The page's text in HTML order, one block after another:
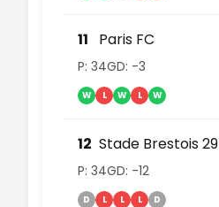
11 Paris FC
P: 34GD: -3
W L W L W
12 Stade Brestois 29
P: 34GD: -12
D L L L D